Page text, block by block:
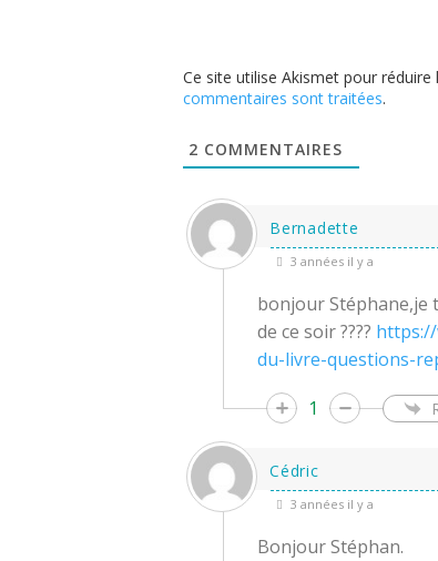
Ce site utilise Akismet pour réduire
commentaires sont traitées.
2 COMMENTAIRES
Bernadette
3 années il y a
bonjour Stéphane,je
de ce soir ????
du-livre-questions-
1
Cédric
3 années il y a
Bonjour Stéphan.